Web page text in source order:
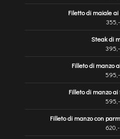
Filetto di maiale
355,-
Steak di
395,-
Filleto di manzo
595,-
Filleto di manzo
595,-
Filleto di manzo con
620,-